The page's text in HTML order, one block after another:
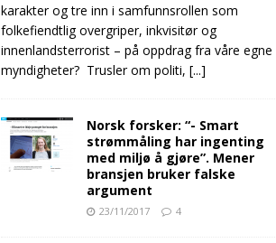
karakter og tre inn i samfunnsrollen som
folkefiendtlig overgriper, inkvisitør og
innenlandsterrorist – på oppdrag fra våre egne
myndigheter? Trusler om politi,[...]
Norsk forsker: “- Smart
strømmåling har ingenting
med miljø å gjøre”. Mener
bransjen bruker falske
argument
23/11/2017 4